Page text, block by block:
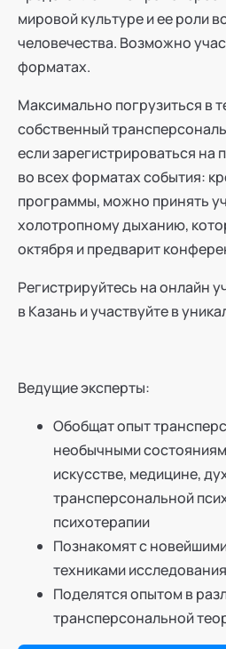
мировой культуре и ее роли
человечества. Возможно
форматах.
Максимально погрузиться в
собственный
если зарегистрироваться на
во всех форматах события:
программы, можно принять
холотропному дыханию,
октября и предварит
Регистрируйтесь на онлайн
в Казань и участвуйте в
Ведущие эксперты:
Обобщат опыт
необычными
искусстве, медицине,
трансперсональной
психотерапии
Познакомят с
техниками
Поделятся опытом в
трансперсональной